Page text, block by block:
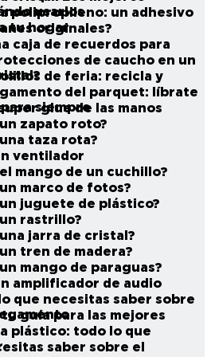
usarlos
polipropileno: un adhesivo
tu hogaroriginales?
caja de recuerdos para
de caucho en un
de feria: recicla y
del parquet: líbrate
siempre
glue de las manos
zapato roto?
taza rota?
ventilador
mango de un cuchillo?
marco de fotos?
juguete de plástico?
rastrillo?
jarra de cristal?
tren de madera?
mango de paraguas?
amplificador de audio
que necesitas saber sobre
guía para las mejores
plástico: todo lo que
saber sobre el